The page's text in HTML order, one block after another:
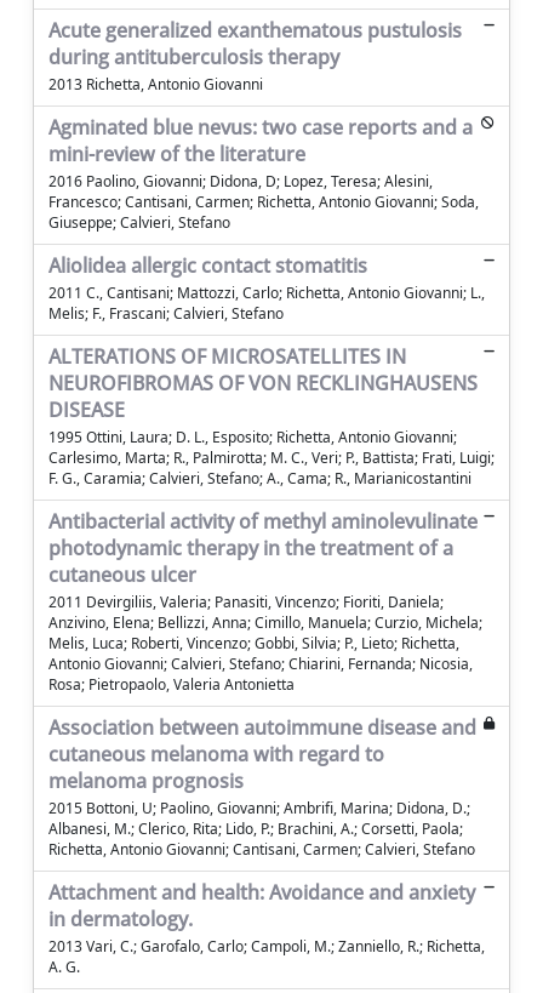
Acute generalized exanthematous pustulosis
during antituberculosis therapy
2013 Richetta, Antonio Giovanni
Agminated blue nevus: two case reports and a
mini-review of the literature
2016 Paolino, Giovanni; Didona, D; Lopez, Teresa; Alesini,
Francesco; Cantisani, Carmen; Richetta, Antonio Giovanni; Soda,
Giuseppe; Calvieri, Stefano
Aliolidea allergic contact stomatitis
2011 C., Cantisani; Mattozzi, Carlo; Richetta, Antonio Giovanni; L.,
Melis; F., Frascani; Calvieri, Stefano
ALTERATIONS OF MICROSATELLITES IN
NEUROFIBROMAS OF VON RECKLINGHAUSENS
DISEASE
1995 Ottini, Laura; D. L., Esposito; Richetta, Antonio Giovanni;
Carlesimo, Marta; R., Palmirotta; M. C., Veri; P., Battista; Frati, Luigi;
F. G., Caramia; Calvieri, Stefano; A., Cama; R., Marianicostantini
Antibacterial activity of methyl aminolevulinate
photodynamic therapy in the treatment of a
cutaneous ulcer
2011 Devirgiliis, Valeria; Panasiti, Vincenzo; Fioriti, Daniela;
Anzivino, Elena; Bellizzi, Anna; Cimillo, Manuela; Curzio, Michela;
Melis, Luca; Roberti, Vincenzo; Gobbi, Silvia; P., Lieto; Richetta,
Antonio Giovanni; Calvieri, Stefano; Chiarini, Fernanda; Nicosia,
Rosa; Pietropaolo, Valeria Antonietta
Association between autoimmune disease and
cutaneous melanoma with regard to
melanoma prognosis
2015 Bottoni, U; Paolino, Giovanni; Ambrifi, Marina; Didona, D.;
Albanesi, M.; Clerico, Rita; Lido, P.; Brachini, A.; Corsetti, Paola;
Richetta, Antonio Giovanni; Cantisani, Carmen; Calvieri, Stefano
Attachment and health: Avoidance and anxiety
in dermatology.
2013 Vari, C.; Garofalo, Carlo; Campoli, M.; Zanniello, R.; Richetta,
A. G.